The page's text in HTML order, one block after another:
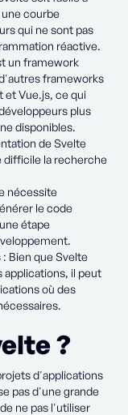
une courbe
qui ne sont pas
réactive.
un framework
frameworks
et Vue.js, ce qui
plus
disponibles.
de Svelte
difficile la recherche
nécessite
le code
étape
: Bien que Svelte
applications, il peut
où des
?
d'applications
pas d'une grande
ne pas l'utiliser